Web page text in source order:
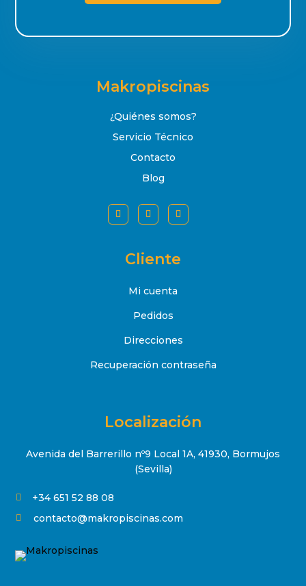
Makropiscinas
¿Quiénes somos?
Servicio Técnico
Contacto
Blog
Cliente
Mi cuenta
Pedidos
Direcciones
Recuperación contraseña
Localización
Avenida del Barrerillo nº9 Local 1A, 41930, Bormujos
(Sevilla)
 +34 651 52 88 08
 contacto@makropiscinas.com